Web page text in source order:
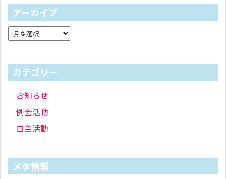
アーカイブ
カテゴリー
お知らせ
例会活動
自主活動
メタ情報